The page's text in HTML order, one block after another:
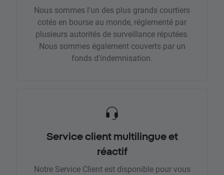
Nous sommes l'un des plus grands courtiers
cotés en bourse au monde, réglementé par
plusieurs autorités de surveillance réputées.
Nous sommes également couverts par un
fonds d'indemnisation.
Service client multilingue et
réactif
Notre Service Client est disponible pour vous